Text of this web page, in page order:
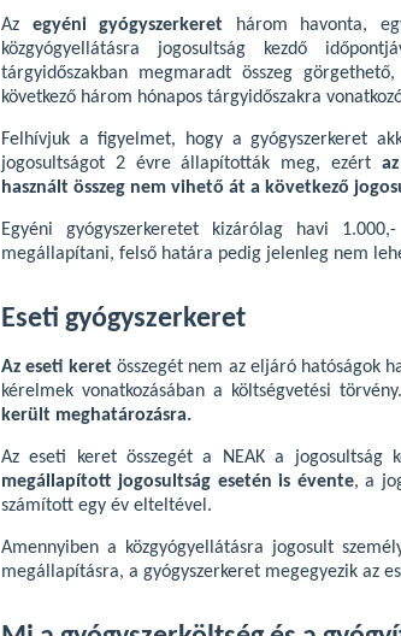
Az egyéni gyógyszerkeret három havonta,
közgyógyellátásra jogosultság kezdő
tárgyidőszakban megmaradt összeg
következő három hónapos tárgyidőszakra
Felhívjuk a figyelmet, hogy a gyógyszerkeret
jogosultságot 2 évre állapították meg, ezért
használt összeg nem vihető át a következő
Egyéni gyógyszerkeretet kizárólag havi
megállapítani, felső határa pedig jelenleg nem
Eseti gyógyszerkeret
Az eseti keretösszegét nem az eljáró hatóságok
kérelmek vonatkozásában a költségvetési
került meghatározásra.
Az eseti keret összegét a NEAK a jogosultság
megállapított jogosultság esetén is évente, a
számított egy év elteltével.
Amennyiben a közgyógyellátásra jogosult
megállapításra, a gyógyszerkeret megegyezik az